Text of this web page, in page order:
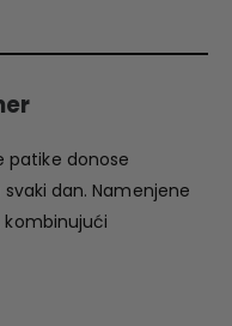
patike donose
dan. Namenjene
kombinujući